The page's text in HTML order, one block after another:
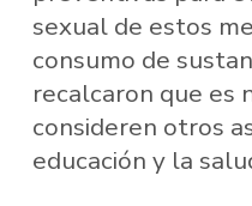
sexual de estos
consumo de
recalcaron que es
consideren otros
educación y la